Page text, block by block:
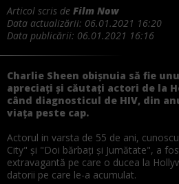
Articol scris de Film Now
Data actualizării: 06.01.2021 16:20
Data publicării: 06.01.2021 16:16
Charlie Sheen obișnuia să fie
apreciați și căutați actori de la
când diagnosticul de HIV, din
viața peste cap.
Actorul in varsta de 55 de ani,
City" și "Doi bărbați și Jumătate", a
extravagantă pe care o ducea la
datorii pe care le-a acumulat.